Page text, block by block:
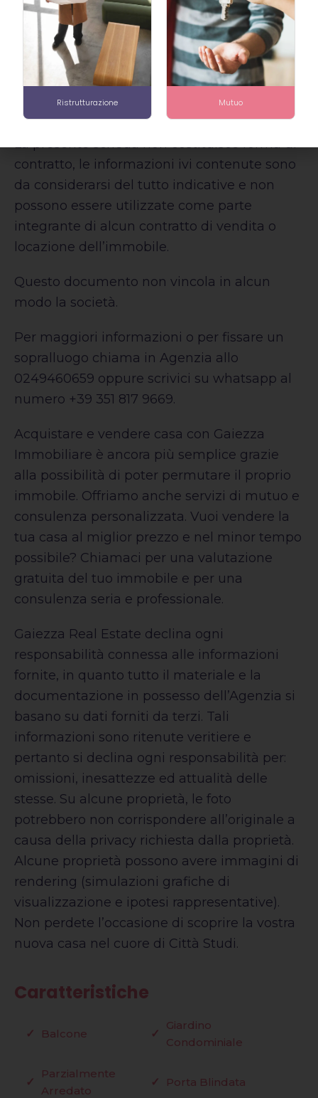
casa accogliente. Gaiezza Real Estate è a
vostra disposizione per fornire ulteriori
informazioni e per organizzare visite
all’immobile. Non perdete l’occasione di
scoprire la vostra nuova casa nel cuore di
Città Studi.
La presente scheda non costituisce forma di
contratto, le informazioni ivi contenute sono
da considerarsi del tutto indicative e non
possono essere utilizzate come parte
integrante di alcun contratto di vendita o
locazione dell’immobile.
Questo documento non vincola in alcun
modo la società.
Per maggiori informazioni o per fissare un
sopralluogo chiama in Agenzia allo
0249460659 oppure scrivici su whatsapp al
numero +39 351 817 9669.
Acquistare e vendere casa con Gaiezza
Immobiliare è ancora più semplice grazie
alla possibilità di poter permutare il proprio
immobile. Offriamo anche servizi di mutuo e
consulenza personalizzata. Vuoi vendere la
tua casa al miglior prezzo e nel minor tempo
possibile? Chiamaci per una valutazione
gratuita del tuo immobile e per una
consulenza seria e professionale.
Gaiezza Real Estate declina ogni
responsabilità connessa alle informazioni
fornite, in quanto tutto il materiale e la
documentazione in possesso dell’Agenzia si
basano su dati forniti da terzi. Tali
informazioni sono ritenute veritiere e
pertanto si declina ogni responsabilità per:
omissioni, inesattezze ed attualità delle
stesse. Su alcune proprietà, le foto
potrebbero non corrispondere all’originale a
causa della privacy richiesta dalla proprietà.
Alcune proprietà possono avere immagini di
rendering (simulazioni grafiche di
visualizzazione e ipotesi rappresentative).
Non perdete l’occasione di scoprire la vostra
nuova casa nel cuore di Città Studi.
Caratteristiche
Balcone
Giardino
Condominiale
Parzialmente
Arredato
Porta Blindata
Ristrutturazione Mutuo